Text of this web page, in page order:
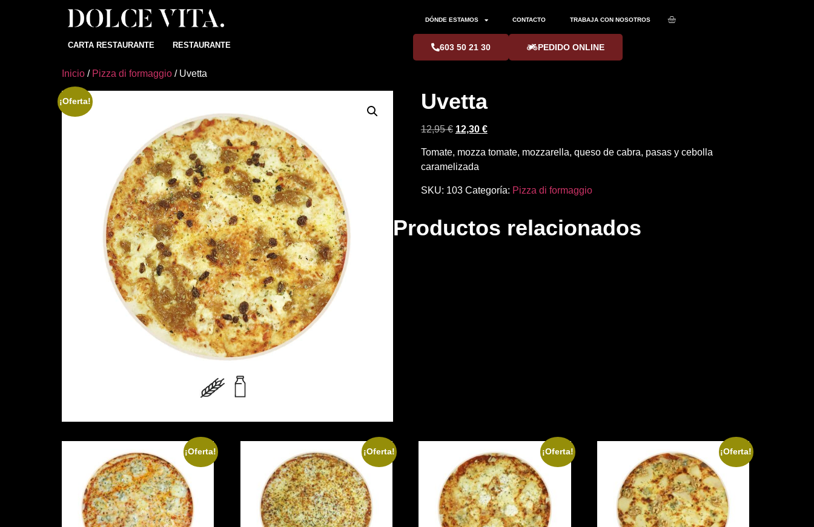
CARTA RESTAURANTE RESTAURANTE
DÓNDE ESTAMOS CONTACTO TRABAJA CON NOSOTROS
603 50 21 30 PEDIDO ONLINE
Inicio / Pizza di formaggio / Uvetta
¡Oferta! Uvetta
12,95€ 12,30 €
Tomate, mozza tomate, mozzarella, queso de cabra, pasas y cebolla
caramelizada
SKU: 103 Categoría: Pizza di formaggio
Productos relacionados
¡Oferta! ¡Oferta! ¡Oferta! ¡Oferta!